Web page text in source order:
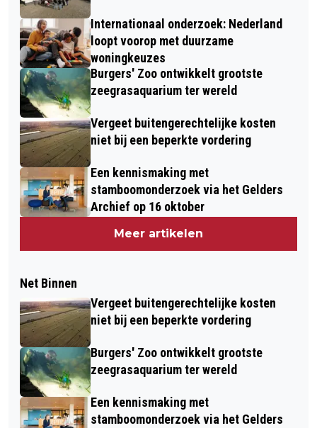
Internationaal onderzoek: Nederland
loopt voorop met duurzame
woningkeuzes
Burgers' Zoo ontwikkelt grootste
zeegrasaquarium ter wereld
Vergeet buitengerechtelijke kosten
niet bij een beperkte vordering
Een kennismaking met
stamboomonderzoek via het Gelders
Archief op 16 oktober
Meer artikelen
Net Binnen
Vergeet buitengerechtelijke kosten
niet bij een beperkte vordering
Burgers' Zoo ontwikkelt grootste
zeegrasaquarium ter wereld
Een kennismaking met
stamboomonderzoek via het Gelders